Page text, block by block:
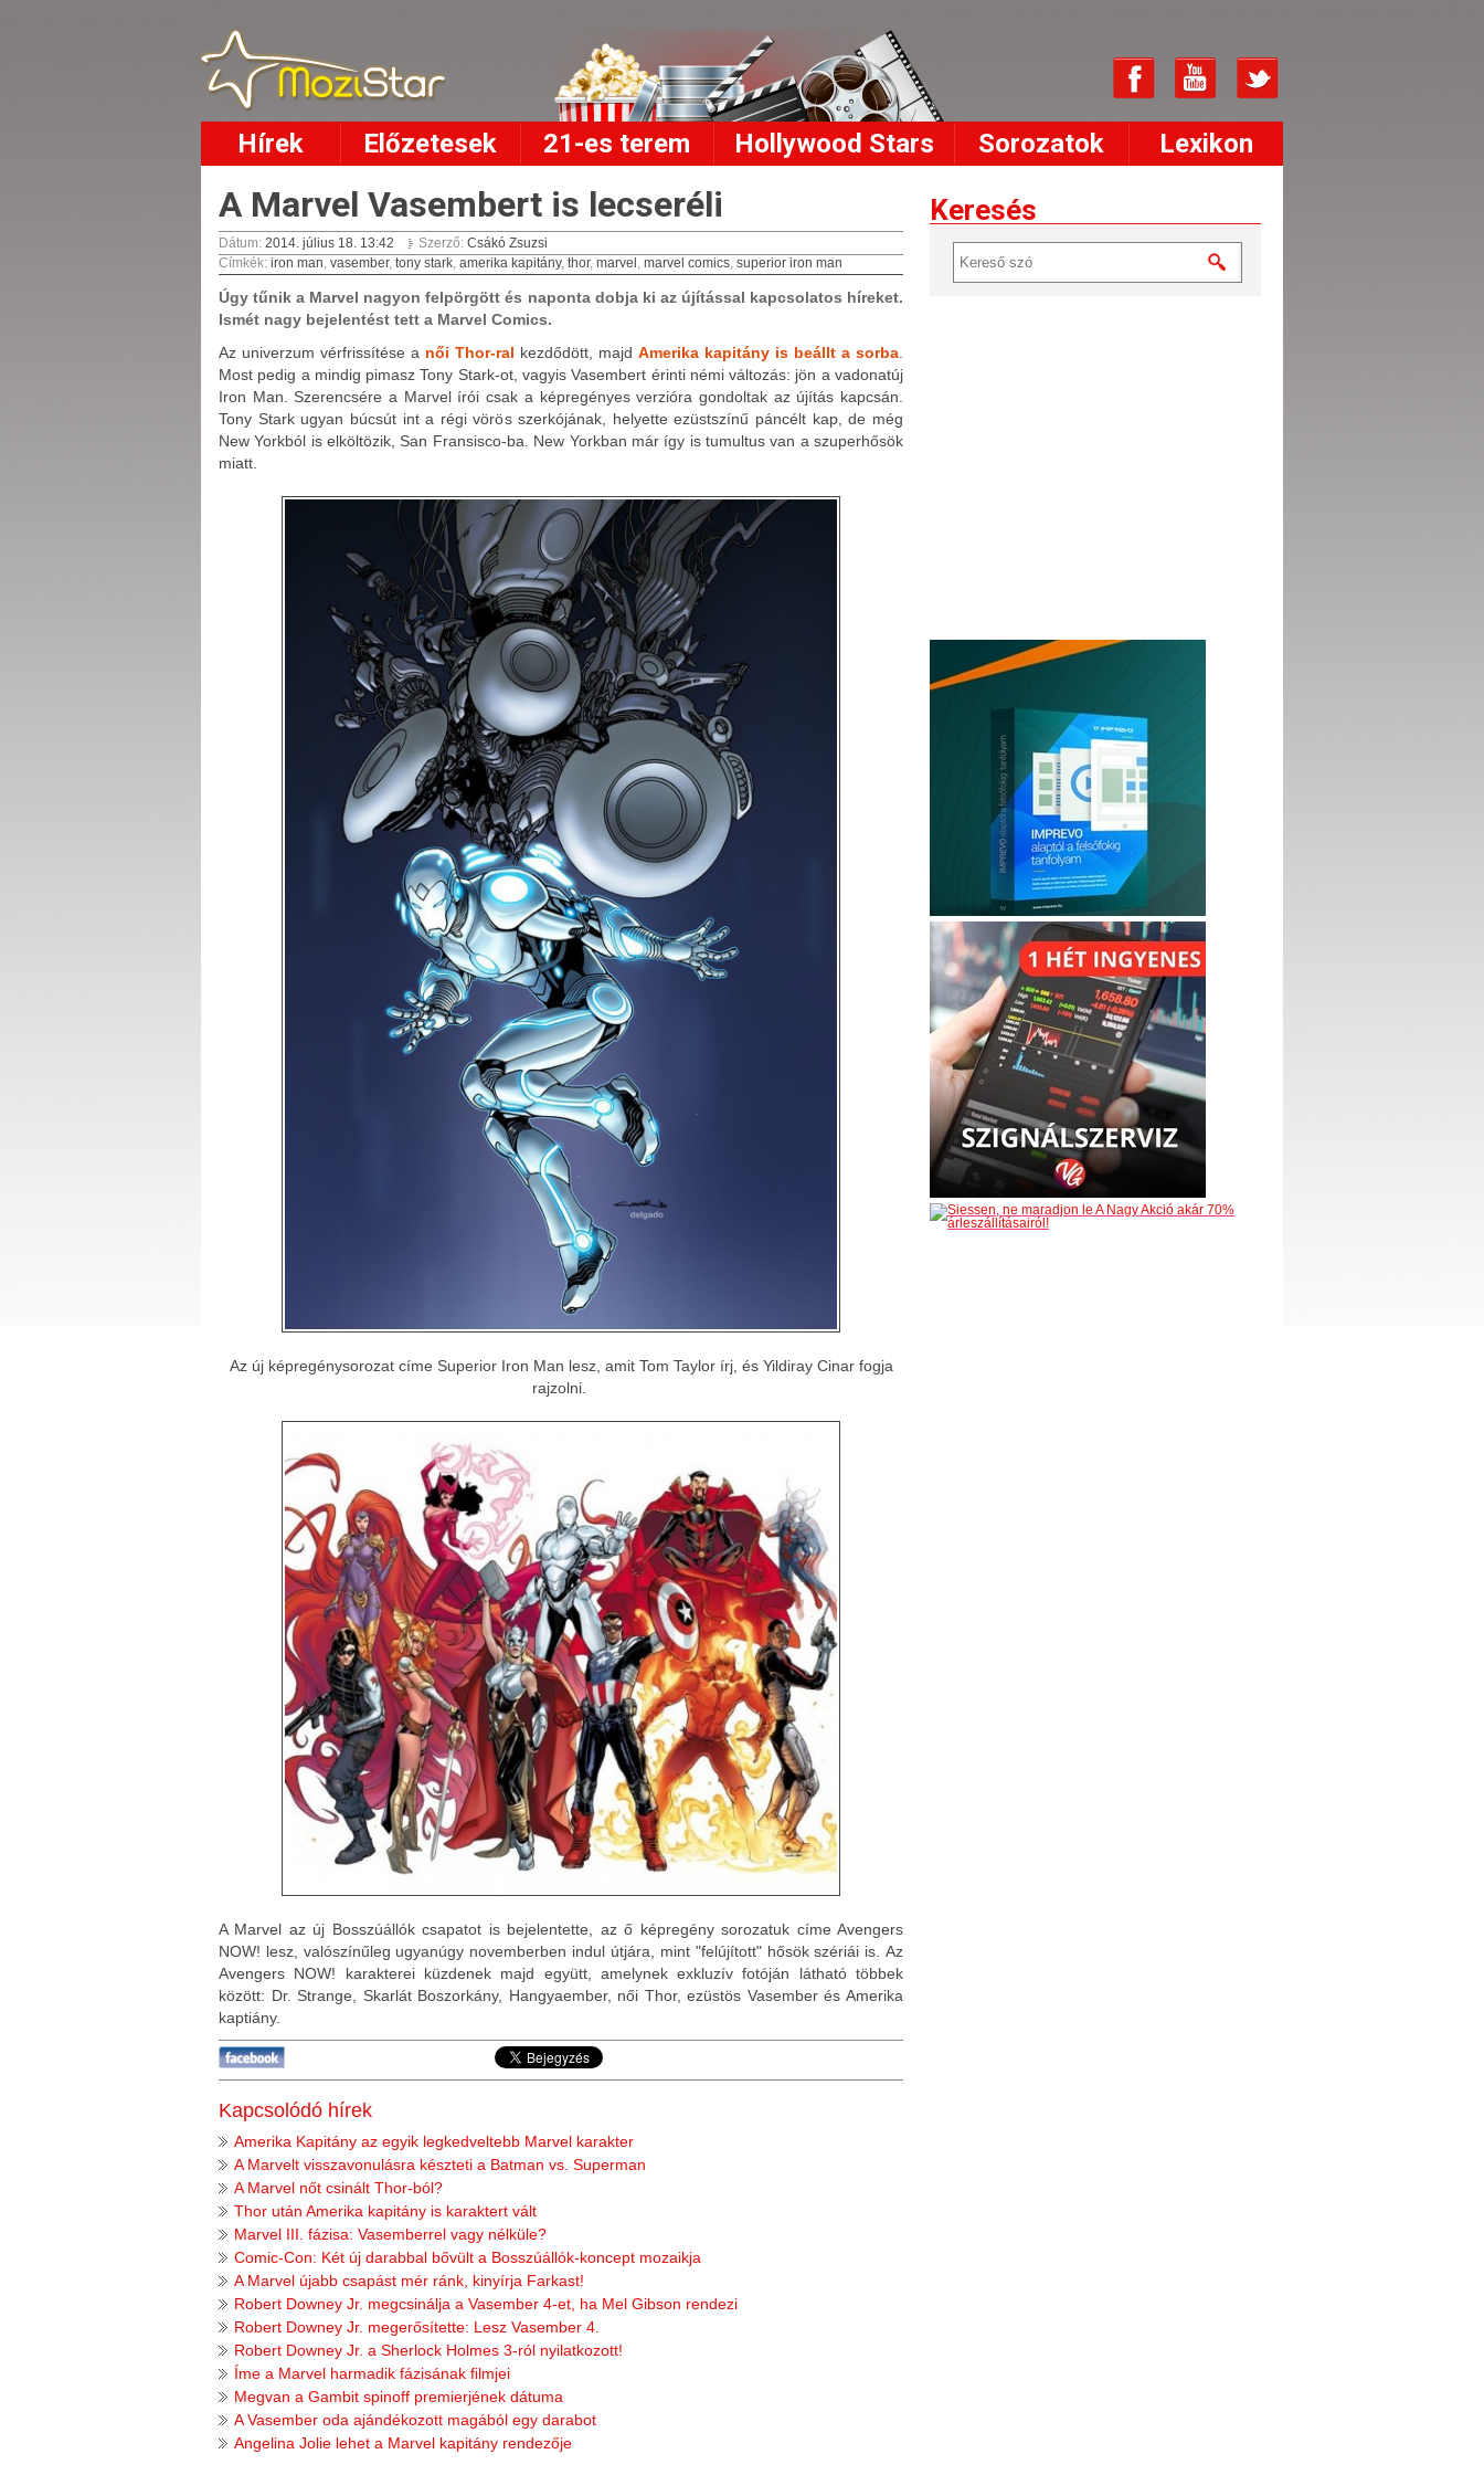
Hírek Előzetesek 21-es terem Hollywood Stars Sorozatok Lexikon
A Marvel Vasembert is lecseréli
Dátum: 2014. július 18. 13:42 Szerző: Csákó Zsuzsi
Címkék: iron man, vasember, tony stark, amerika kapitány, thor, marvel , marvel comics, superior iron man
Úgy tűnik a Marvel nagyon felpörgött és naponta dobja ki az újítással kapcsolatos híreket.
Ismét nagy bejelentést tett a Marvel Comics.
Az univerzum vérfrissítése a női Thor-ral kezdődött, majd Amerika kapitány is beállt a sorba
Most pedig a mindig pimasz Tony Stark-ot, vagyis Vasembert érinti némi változás: jön a vadonatúj
Iron Man. Szerencsére a Marvel írói csak a képregényes verzióra gondoltak az újítás kapcsán.
Tony Stark ugyan búcsút int a régi vörös szerkójának, helyette ezüstszínű páncélt kap, de még
New Yorkból iselköltözik, San Fransisco-ba. New Yorkban már így is tumultus van a szuperhősök
miatt.
Az új képregénysorozat címe Superior Iron Man lesz, amit Tom Taylor írj, és Yildiray Cinar fogja
rajzolni.
A Marvel az új Bosszúállók csapatot is bejelentette, az ő képregény sorozatuk címe Avengers
NOW! lesz, valószínűleg ugyanúgy novemberben indul útjára, mint "felújított" hősök szériái is. Az
Avengers NOW! karakterei küzdenek majd együtt, amelynek exkluzív fotóján látható többek
között: Dr. Strange, Skarlát Boszorkány, Hangyaember, női Thor, ezüstös Vasember és Amerika
kaptiány.
Kapcsolódó hírek
Amerika Kapitány az egyik legkedveltebb Marvel karakter
A Marvelt visszavonulásra készteti a Batman vs. Superman
A Marvel nőt csinált Thor-ból?
Thor után Amerika kapitány is karaktert vált
Marvel III. fázisa: Vasemberrel vagy nélküle?
Comic-Con: Két új darabbal bővült a Bosszúállók-koncept mozaikja
A Marvel újabb csapást mér ránk, kinyírja Farkast!
Robert Downey Jr. megcsinálja a Vasember 4-et, ha Mel Gibson rendezi
Robert Downey Jr. megerősítette: Lesz Vasember 4.
Robert Downey Jr. a Sherlock Holmes 3-ról nyilatkozott!
Íme a Marvel harmadik fázisának filmjei
Megvan a Gambit spinoff premierjének dátuma
A Vasember oda ajándékozott magából egy darabot
Angelina Jolie lehet a Marvel kapitány rendezője
Keresés